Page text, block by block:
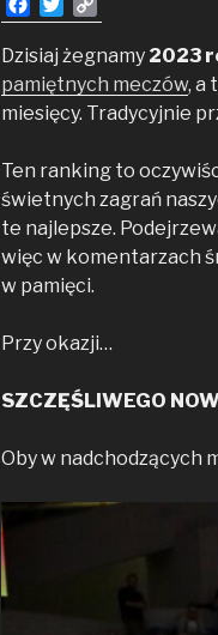
a
c
e
b
o
k
w
i
t
t
e
o
p
y
L
i
k
Dzisiaj żegnamy 2023
pamiętnych meczów, a
miesięcy. Tradycyjnie
Ten ranking to
świetnych zagrań
te najlepsze.
więc w komentarzach
w pamięci.
Przy okazji…
SZCZĘŚLIWEGO
Oby w nadchodzących